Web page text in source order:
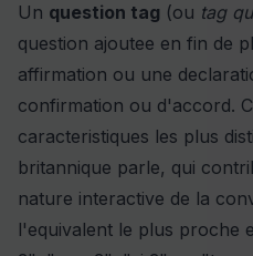
Un question tag (ou tag
question ajoutee en fin de
affirmation ou une
confirmation ou d'accord.
caracteristiques les plus
britannique parle, qui
nature interactive de la
l'equivalent le plus proche